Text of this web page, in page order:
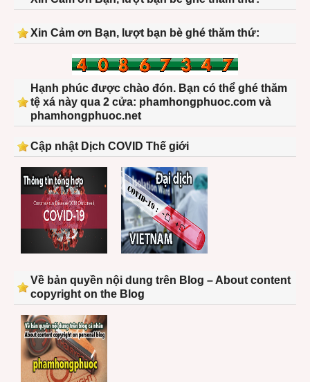
Xin Cảm ơn Bạn, lượt bạn bè ghé thăm thứ:
Hạnh phúc được chào đón. Bạn có thể ghé thăm
tệ xá này qua 2 cửa: phamhongphuoc.com và
phamhongphuoc.net
Cập nhật Dịch COVID Thế giới
Về bản quyền nội dung trên Blog – About content
copyright on the Blog